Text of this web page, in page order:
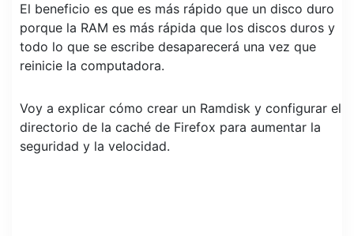
El beneficio es que es más rápido que un disco duro
porque la RAM es más rápida que los discos duros y
todo lo que se escribe desaparecerá una vez que
reinicie la computadora.
Voy a explicar cómo crear un Ramdisk y configurar el
directorio de la caché de Firefox para aumentar la
seguridad y la velocidad.